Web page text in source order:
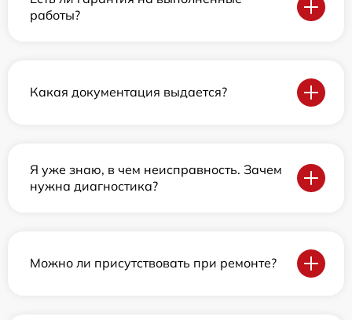
работы?
Какая документация выдается?
Я уже знаю, в чем неисправность. Зачем
нужна диагностика?
Можно ли присутствовать при ремонте?